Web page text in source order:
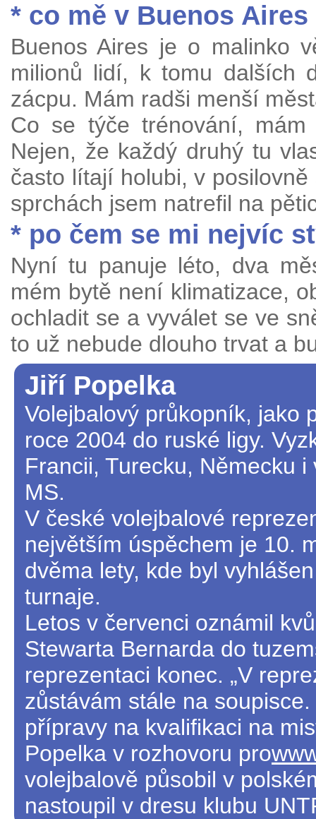
* co mě v Buenos
Buenos Aires je o malinko
milionů lidí, k tomu dalších
zácpu. Mám radši menší
Co se týče trénování,
Nejen, že každý druhý tu
často lítají holubi, v
sprchách jsem natrefil na
* po čem se mi nejvíc
Nyní tu panuje léto, dva
mém bytě není klimatizace,
ochladit se a vyválet se ve
to už nebude dlouho trvat a
Jiří Popelka
Volejbalový průkopník, jako
roce 2004 do ruské ligy.
Francii, Turecku, Německu
MS.
V české volejbalové
největším úspěchem je 10.
dvěma lety, kde byl
turnaje.
Letos v červenci oznámil
Stewarta Bernarda do
reprezentaci konec. „V
zůstávám stále na
přípravy na kvalifikaci na
Popelka v rozhovoru pro
volejbalově působil v
nastoupil v dresu klubu